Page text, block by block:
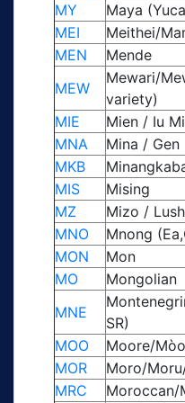
MY
Maya
MEI
Meithei/
MEN
Mende
MEW
Mewari/
variety)
MIE
Mien / Iu
MNA
Mina / Gen
MKB
MIS
Mising
MZ
Mizo /
MNO
Mnong
MON
Mon
MO
Mongolian
MNE
SR)
MOO
Moore/
MOR
Moro/
MRC
Moroccan/